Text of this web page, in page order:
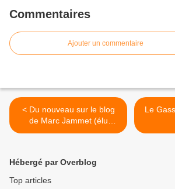
Commentaires
Ajouter un commentaire
< Du nouveau sur le blog
de Marc Jammet (élu
communiste)
Le
Hébergé par Overblog
Top articles